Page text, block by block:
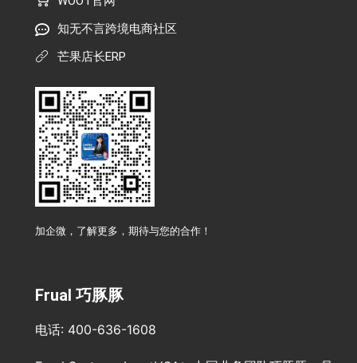
知无不言跨境电商社区
芒果店长ERP
加企微，了解更多，期待与您的合作！
Frual 巧豚豚
电话: 400-636-1608